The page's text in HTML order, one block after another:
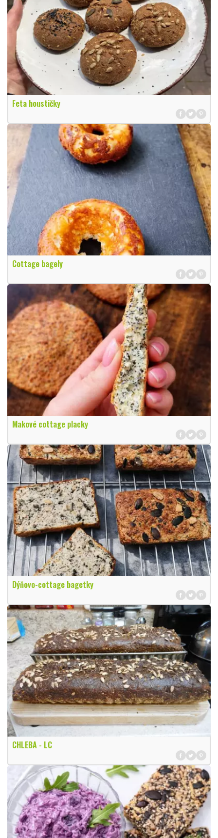
Feta houstičky
Cottage bagely
Makové cottage placky
Dýňovo-cottage bagetky
CHLEBA - LC